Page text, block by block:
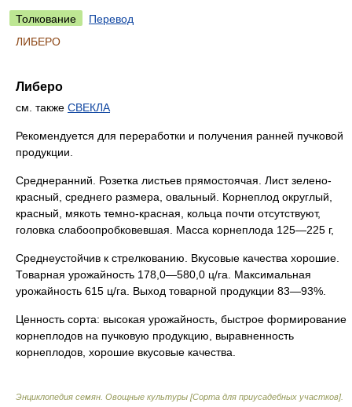
Толкование
Перевод
ЛИБЕРО
Либеро
см. также СВЕКЛА
Рекомендуется для переработки и получения ранней пучковой
продукции.
Среднеранний. Розетка листьев прямостоячая. Лист зелено-
красный, среднего размера, овальный. Корнеплод округлый,
красный, мякоть темно-красная, кольца почти отсутствуют,
головка слабоопробковевшая. Масса корнеплода 125—225 г,
Среднеустойчив к стрелкованию. Вкусовые качества хорошие.
Товарная урожайность 178,0—580,0 ц/га. Максимальная
урожайность 615 ц/га. Выход товарной продукции 83—93%.
Ценность сорта: высокая урожайность, быстрое формирование
корнеплодов на пучковую продукцию, выравненность
корнеплодов, хорошие вкусовые качества.
Энциклопедия семян. Овощные культуры [Сорта для приусадебных участков].